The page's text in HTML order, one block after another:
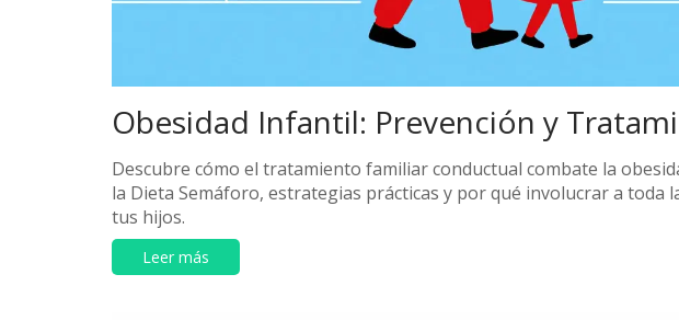
Obesidad Infantil: Prevención y
Descubre cómo el tratamiento familiar conductual combate la
la Dieta Semáforo, estrategias prácticas y por qué involucrar a toda
tus hijos.
Leer más